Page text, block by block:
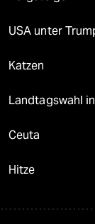
USA unter
Katzen
Landtagswahl
Ceuta
Hitze